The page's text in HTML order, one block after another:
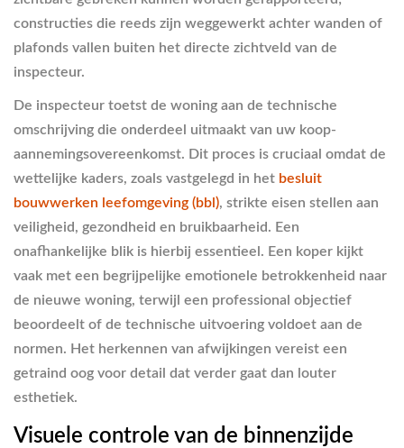
constructies die reeds zijn weggewerkt achter wanden of
plafonds vallen buiten het directe zichtveld van de
inspecteur.
De inspecteur toetst de woning aan de technische
omschrijving die onderdeel uitmaakt van uw koop-
aannemingsovereenkomst. Dit proces is cruciaal omdat de
wettelijke kaders, zoals vastgelegd in het besluit
bouwwerken leefomgeving (bbl), strikte eisen stellen aan
veiligheid, gezondheid en bruikbaarheid. Een
onafhankelijke blik is hierbij essentieel. Een koper kijkt
vaak met een begrijpelijke emotionele betrokkenheid naar
de nieuwe woning, terwijl een professional objectief
beoordeelt of de technische uitvoering voldoet aan de
normen. Het herkennen van afwijkingen vereist een
getraind oog voor detail dat verder gaat dan louter
esthetiek.
Visuele controle van de binnenzijde